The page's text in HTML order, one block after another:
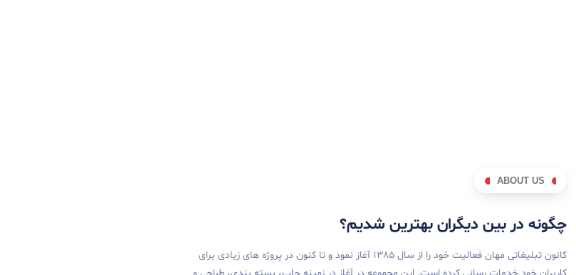
ABOUT US
چگونه در بین دیگران بهترین شدیم؟
کانون تبلیغاتی مهان فعالیت خود را از سال ۱۳۸۵ آغاز نمود و تا کنون در پروژه های زیادی برای